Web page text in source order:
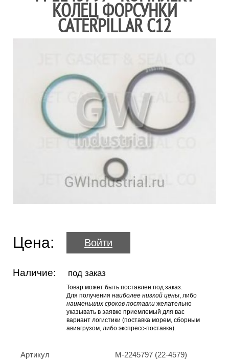
КОЛЕЦ ФОРСУНКИ
CATERPILLAR C12
Цена: Войти
Наличие: под заказ
Товар может быть поставлен под заказ.
Для получения наиболее низкой цены , либо
наименьших сроков поставки желательно
указывать в заявке приемлемый для вас
вариант логистики (поставка морем, сборным
авиагрузом, либо экспресс-поставка).
Артикул M-2245797 (22-4579)